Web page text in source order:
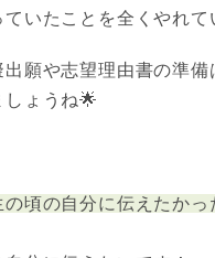
いたことを全くやれ
願や志望理由書の準
ょうね🌟
の頃の自分に伝えたかっ